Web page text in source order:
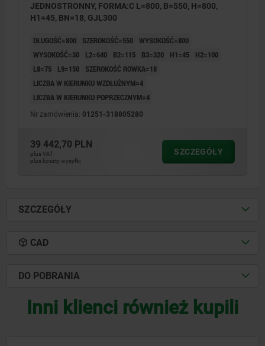
JEDNOSTRONNY, FORMA:C L=800, B=550, H=800,
H1=45, BN=18, GJL300
DŁUGOŚĆ=800 SZEROKOŚĆ=550 WYSOKOŚĆ=800
WYSOKOŚĆ=30
L2=640 B2=115 B3=320 H1=45
H2=100
L8=75
L9=150
SZEROKOŚĆ ROWKA=18
LICZBA W KIERUNKU WZDŁUŻNYM=4
LICZBA W KIERUNKU POPRZECZNYM=4
Nr zamówienia: 01251-318805280
39 442,70 PLN
plus VAT
plus koszty wysyłki
SZCZEGÓŁY
SZCZEGÓŁY
CAD
DO POBRANIA
Inni klienci również kupili